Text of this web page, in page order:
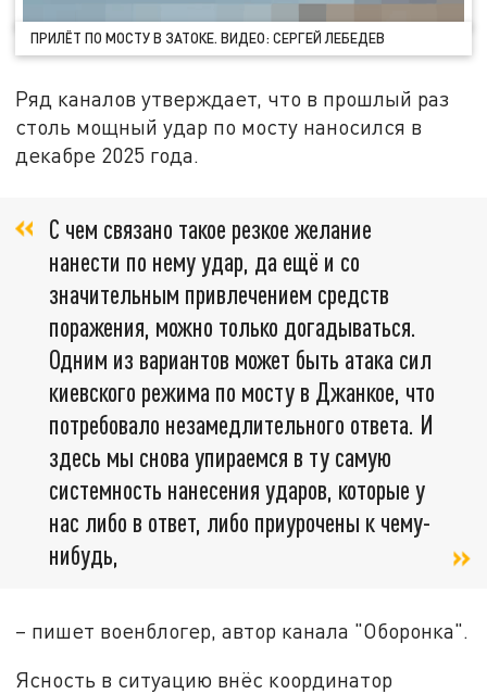
ПРИЛЁТ ПО МОСТУ В ЗАТОКЕ. ВИДЕО: СЕРГЕЙ ЛЕБЕДЕВ
Ряд каналов утверждает, что в прошлый раз
столь мощный удар по мосту наносился в
декабре 2025 года.
С чем связано такое резкое желание
нанести по нему удар, да ещё и со
значительным привлечением средств
поражения, можно только догадываться.
Одним из вариантов может быть атака сил
киевского режима по мосту в Джанкое, что
потребовало незамедлительного ответа. И
здесь мы снова упираемся в ту самую
системность нанесения ударов, которые у
нас либо в ответ, либо приурочены к чему-
нибудь,
– пишет военблогер, автор канала "Оборонка".
Ясность в ситуацию внёс координатор